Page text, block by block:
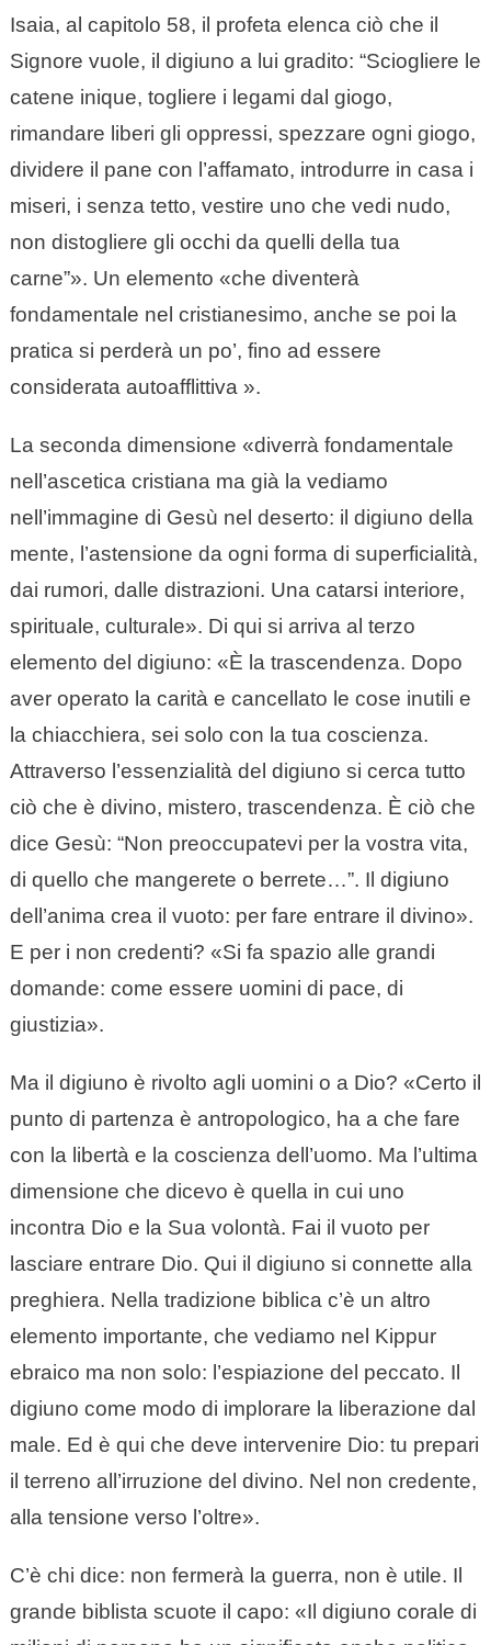
Isaia, al capitolo 58, il profeta elenca ciò che il
Signore vuole, il digiuno a lui gradito: “Sciogliere le
catene inique, togliere i legami dal giogo,
rimandare liberi gli oppressi, spezzare ogni giogo,
dividere il pane con l’affamato, introdurre in casa i
miseri, i senza tetto, vestire uno che vedi nudo,
non distogliere gli occhi da quelli della tua
carne”». Un elemento «che diventerà
fondamentale nel cristianesimo, anche se poi la
pratica si perderà un po’, fino ad essere
considerata autoafflittiva ».
La seconda dimensione «diverrà fondamentale
nell’ascetica cristiana ma già la vediamo
nell’immagine di Gesù nel deserto: il digiuno della
mente, l’astensione da ogni forma di superficialità,
dai rumori, dalle distrazioni. Una catarsi interiore,
spirituale, culturale». Di qui si arriva al terzo
elemento del digiuno: «È la trascendenza. Dopo
aver operato la carità e cancellato le cose inutili e
la chiacchiera, sei solo con la tua coscienza.
Attraverso l’essenzialità del digiuno si cerca tutto
ciò che è divino, mistero, trascendenza. È ciò che
dice Gesù: “Non preoccupatevi per la vostra vita,
di quello che mangerete o berrete…”. Il digiuno
dell’anima crea il vuoto: per fare entrare il divino».
E per i non credenti? «Si fa spazio alle grandi
domande: come essere uomini di pace, di
giustizia».
Ma il digiuno è rivolto agli uomini o a Dio? «Certo il
punto di partenza è antropologico, ha a che fare
con la libertà e la coscienza dell’uomo. Ma l’ultima
dimensione che dicevo è quella in cui uno
incontra Dio e la Sua volontà. Fai il vuoto per
lasciare entrare Dio. Qui il digiuno si connette alla
preghiera. Nella tradizione biblica c’è un altro
elemento importante, che vediamo nel Kippur
ebraico ma non solo: l’espiazione del peccato. Il
digiuno come modo di implorare la liberazione dal
male. Ed è qui che deve intervenire Dio: tu prepari
il terreno all’irruzione del divino. Nel non credente,
alla tensione verso l’oltre».
C’è chi dice: non fermerà la guerra, non è utile. Il
grande biblista scuote il capo: «Il digiuno corale di